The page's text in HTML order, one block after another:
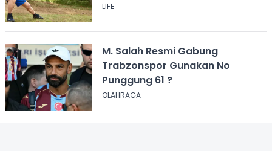
LIFE
M. Salah Resmi Gabung
Trabzonspor Gunakan No
Punggung 61 ?
OLAHRAGA